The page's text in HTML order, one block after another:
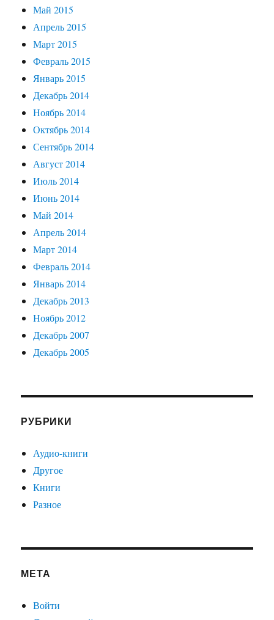
Май 2015
Апрель 2015
Март 2015
Февраль 2015
Январь 2015
Декабрь 2014
Ноябрь 2014
Октябрь 2014
Сентябрь 2014
Август 2014
Июль 2014
Июнь 2014
Май 2014
Апрель 2014
Март 2014
Февраль 2014
Январь 2014
Декабрь 2013
Ноябрь 2012
Декабрь 2007
Декабрь 2005
РУБРИКИ
Аудио-книги
Другое
Книги
Разное
МЕТА
Войти